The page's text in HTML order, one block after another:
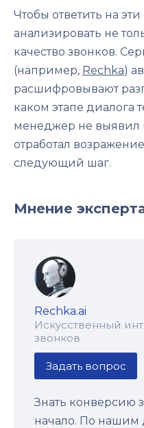
Чтобы ответить на
анализировать не
качество звонков.
(например, Rechka)
расшифровывают
каком этапе диалога
менеджер не выявил
отработал
следующий шаг.
Мнение
Rechka.ai
Искусственный
звонков
Задать вопрос
Знать конверсию
начало. По нашим